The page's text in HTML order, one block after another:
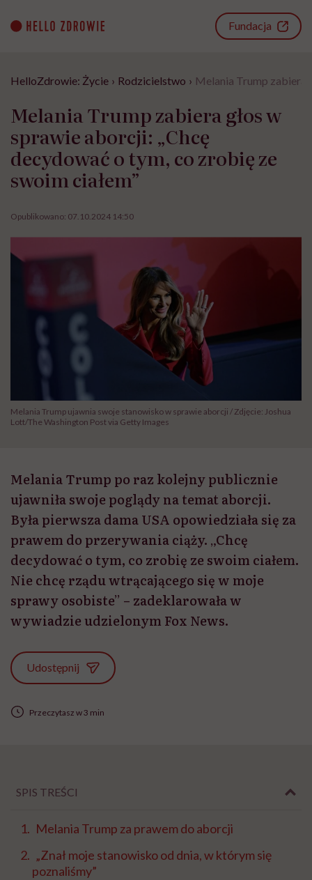
content
Fundacja
HelloZdrowie: Życie › Rodzicielstwo › Melania Trump zabiera
Melania Trump zabiera głos w
sprawie aborcji: „Chcę
decydować o tym, co zrobię ze
swoim ciałem”
Opublikowano: 07.10.2024 14:50
Melania Trump ujawnia swoje stanowisko w sprawie aborcji / Zdjęcie: Joshua
Lott/The Washington Post via Getty Images
Melania Trump po raz kolejny publicznie
ujawniła swoje poglądy na temat aborcji.
Była pierwsza dama USA opowiedziała się za
prawem do przerywania ciąży. „Chcę
decydować o tym, co zrobię ze swoim ciałem.
Nie chcę rządu wtrącającego się w moje
sprawy osobiste” – zadeklarowała w
wywiadzie udzielonym Fox News.
Udostępnij
Przeczytasz w 3 min
SPIS TREŚCI
Melania Trump za prawem do aborcji
„Znał moje stanowisko od dnia, w którym się
poznaliśmy”